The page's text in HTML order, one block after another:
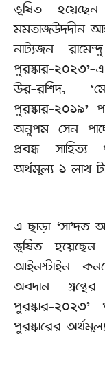
ভূষিত
মমতাজউদদীন
নাট্যজন
পুরস্কার-
উর-রশিদ,
পুরস্কার-২০১৯’
অনুপম সেন
প্রবন্ধ সাহিত্য
অর্থমূল্য ১ লাখ
এ ছাড়া ‘সা’দত
ভূষিত
আইনস্টাইন
অবদান
পুরস্কার-
পুরস্কারের